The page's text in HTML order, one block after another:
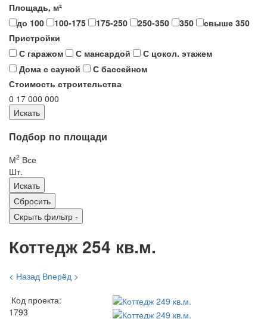
Площадь, м²
до 100
100-175 175-250 250-350 350
свыше 350
Пристройки
С гаражом
С мансардой
С цокол. этажем
Дома с сауной
С бассейном
Стоимость строительства
0 17 000 000
Подбор по площади
М2 Все
Шт.
Скрыть фильтр -
Коттедж 254 кв.м.
< Назад Вперёд >
Код проекта:
1793